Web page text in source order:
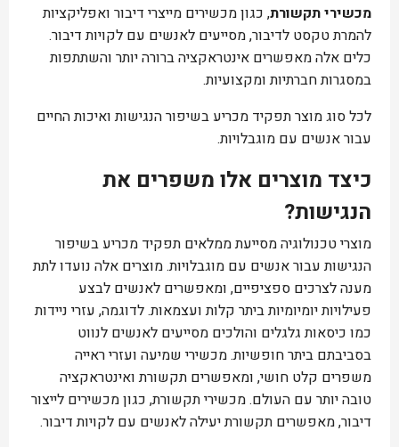
מכשירי תקשורת, כגון מכשירים מייצרי דיבור ואפליקציות
להמרת טקסט לדיבור, מסייעים לאנשים עם לקויות דיבור.
כלים אלה מאפשרים אינטראקציה ברורה יותר והשתתפות
במסגרות חברתיות ומקצועיות.
לכל סוג מוצר תפקיד מכריע בשיפור הנגישות ואיכות החיים
עבור אנשים עם מוגבלויות.
כיצד מוצרים אלו משפרים את
הנגישות?
מוצרי טכנולוגיה מסייעת ממלאים תפקיד מכריע בשיפור
הנגישות עבור אנשים עם מוגבלויות. מוצרים אלה נועדו לתת
מענה לצרכים ספציפיים, ומאפשרים לאנשים לבצע
פעילויות יומיומיות ביתר קלות ועצמאות. לדוגמה, עזרי ניידות
כמו כיסאות גלגלים והולכים מסייעים לאנשים לנווט
בסביבתם ביתר חופשיות. מכשירי שמיעה ועזרי ראייה
משפרים קלט חושי, ומאפשרים תקשורת ואינטראקציה
טובה יותר עם העולם. מכשירי תקשורת, כגון מכשירים לייצור
דיבור, מאפשרים תקשורת יעילה לאנשים עם לקויות דיבור.